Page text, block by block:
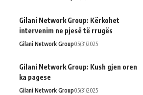
Gilani Network Group: Kërkohet
intervenim ne pjesë të rrugës
Gilani Network Group05/31/2025
Gilani Network Group: Kush gjen oren
ka pagese
Gilani Network Group05/31/2025